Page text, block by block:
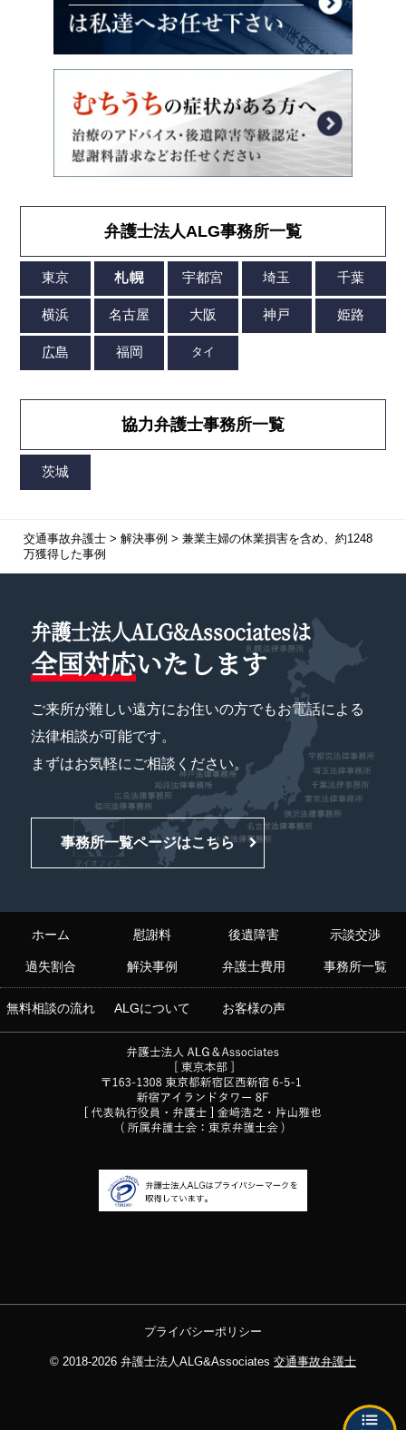
弁護士法人ALG事務所一覧
協力弁護士事務所一覧
交通事故弁護士> 解決事例 > 兼業主婦の休業損害を含め、約1248
万獲得した事例
弁護士法人ALG&Associatesは
全国対応いたします
ご来所が難しい遠方にお住いの方でもお電話による
法律相談が可能です。
まずはお気軽にご相談ください。
事務所一覧ページはこちら
ホーム 慰謝料 後遺障害 示談交渉
過失割合 解決事例 弁護士費用 事務所一覧
無料相談の流れ ALGについて お客様の声
プライバシーポリシー
© 2018-2026 弁護士法人ALG&Associates 交通事故弁護士